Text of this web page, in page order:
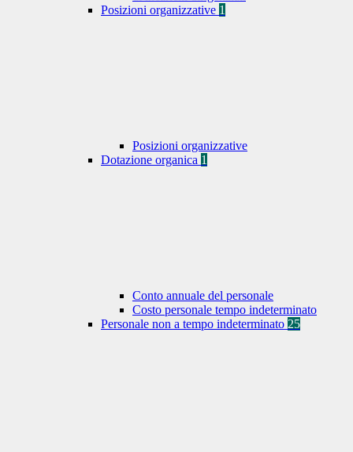
Posizioni organizzative 1
Posizioni organizzative
Dotazione organica 1
Conto annuale del personale
Costo personale tempo indeterminato
Personale non a tempo indeterminato 25